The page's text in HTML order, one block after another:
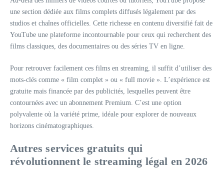
une section dédiée aux films complets diffusés légalement par des
studios et chaînes officielles. Cette richesse en contenu diversifié fait de
YouTube une plateforme incontournable pour ceux qui recherchent des
films classiques, des documentaires ou des séries TV en ligne.
Pour retrouver facilement ces films en streaming, il suffit d’utiliser des
mots-clés comme « film complet » ou « full movie ». L’expérience est
gratuite mais financée par des publicités, lesquelles peuvent être
contournées avec un abonnement Premium. C’est une option
polyvalente où la variété prime, idéale pour explorer de nouveaux
horizons cinématographiques.
Autres services gratuits qui
révolutionnent le streaming légal en 2026